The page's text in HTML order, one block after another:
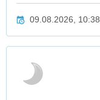
09.08.2026, 10:38